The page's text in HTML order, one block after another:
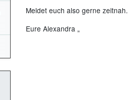
Meldet euch also gerne zeitnah.
Eure Alexandra „